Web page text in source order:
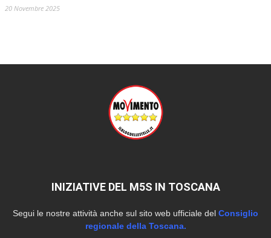
20 Novembre 2025
INIZIATIVE DEL M5S IN TOSCANA
Segui le nostre attività anche sul sito web ufficiale del Consiglio
regionale della Toscana.